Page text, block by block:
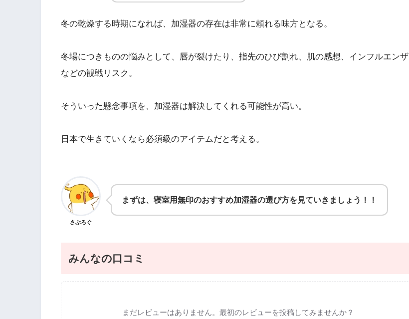
冬の乾燥する時期になれば、加湿器の存在は非常に頼れる味方となる。
冬場につきものの悩みとして、唇が裂けたり、指先のひび割れ、肌の感想、インフルエンザ
などの観戦リスク。
そういった懸念事項を、加湿器は解決してくれる可能性が高い。
日本で生きていくなら必須級のアイテムだと考える。
さぶろぐ
まずは、寝室用無印のおすすめ加湿器の選び方を見ていきましょう！！
みんなの口コミ
まだレビューはありません。最初のレビューを投稿してみませんか？